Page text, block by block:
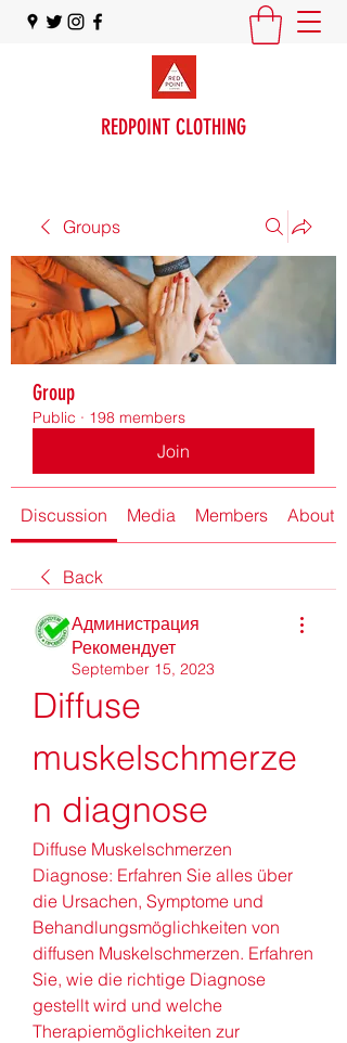
REDPOINT CLOTHING
Groups
Group
Public · 198 members
Join
Discussion Media Members About
Back
Администрация
Рекомендует
September 15, 2023
Diffuse
muskelschmerze
n diagnose
Diffuse Muskelschmerzen
Diagnose: Erfahren Sie alles über
die Ursachen, Symptome und
Behandlungsmöglichkeiten von
diffusen Muskelschmerzen. Erfahren
Sie, wie die richtige Diagnose
gestellt wird und welche
Therapiemöglichkeiten zur